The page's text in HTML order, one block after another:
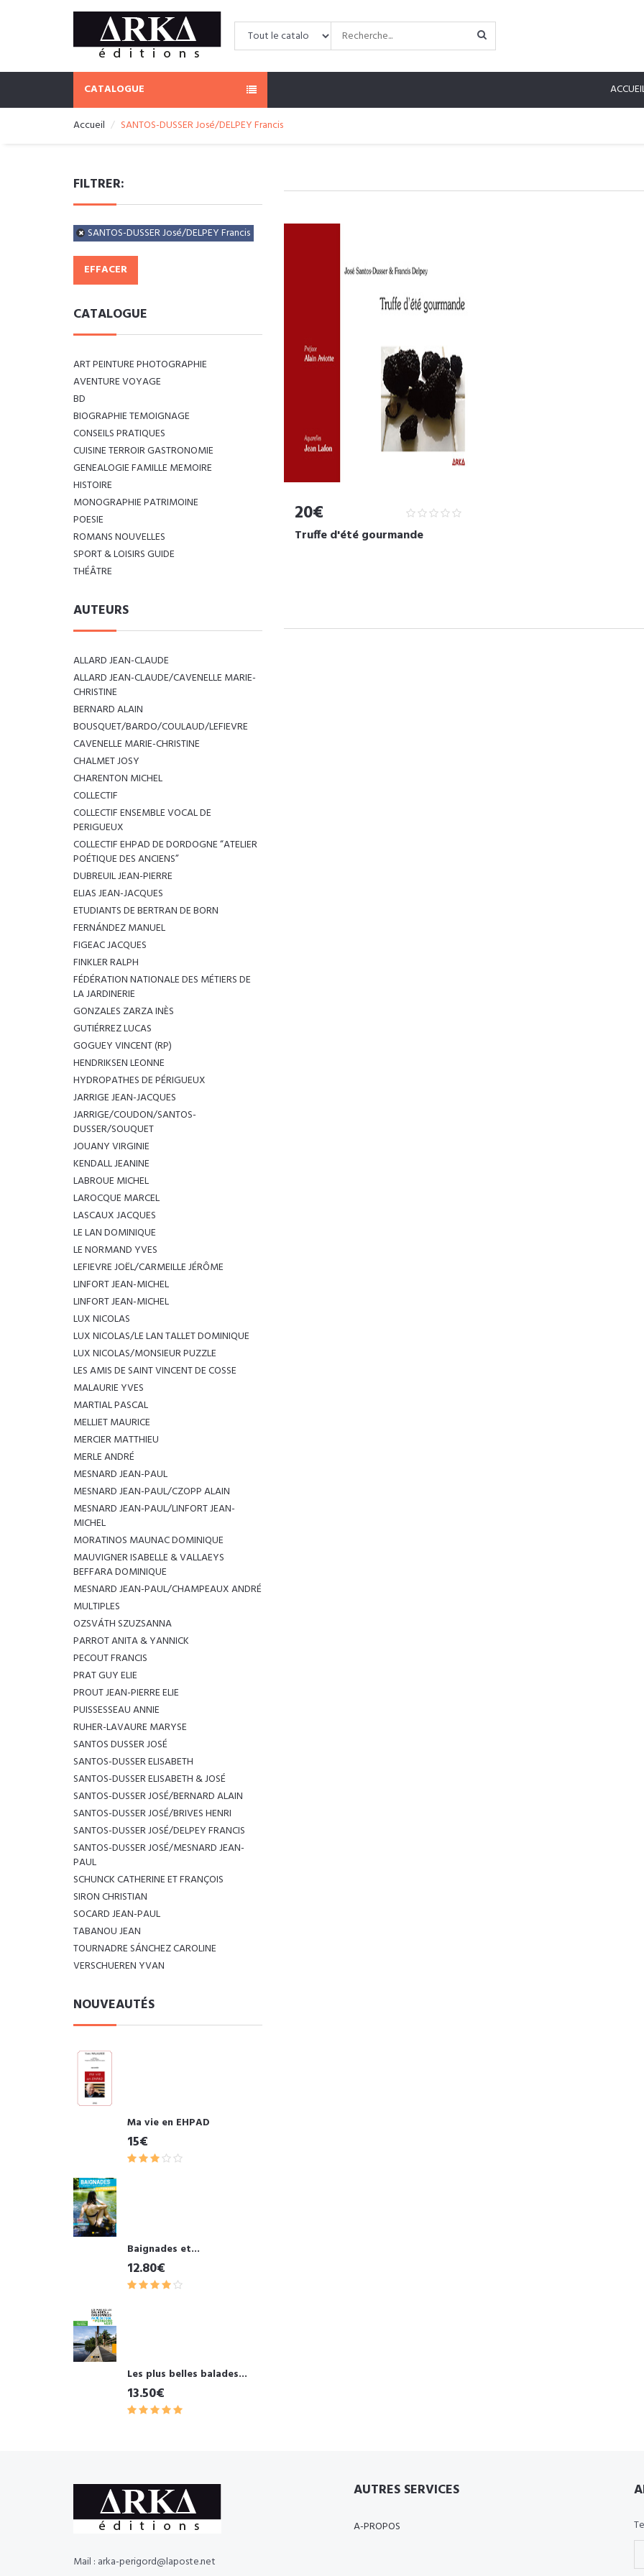
CATALOGUE
Accueil SANTOS-DUSSER José/DELPEY Francis
FILTRER:
SANTOS-DUSSER José/DELPEY Francis
EFFACER
CATALOGUE
ART PEINTURE PHOTOGRAPHIE
AVENTURE VOYAGE
BD
BIOGRAPHIE TEMOIGNAGE
CONSEILS PRATIQUES
CUISINE TERROIR GASTRONOMIE
GENEALOGIE FAMILLE MEMOIRE
HISTOIRE
MONOGRAPHIE PATRIMOINE
POESIE
ROMANS NOUVELLES
SPORT & LOISIRS GUIDE
THÉÂTRE
AUTEURS
ALLARD JEAN-CLAUDE
ALLARD JEAN-CLAUDE/CAVENELLE MARIE-
CHRISTINE
BERNARD ALAIN
BOUSQUET/BARDO/COULAUD/LEFIEVRE
CAVENELLE MARIE-CHRISTINE
CHALMET JOSY
CHARENTON MICHEL
COLLECTIF
COLLECTIF ENSEMBLE VOCAL DE
PERIGUEUX
COLLECTIF EHPAD DE DORDOGNE “ATELIER
POÉTIQUE DES ANCIENS”
DUBREUIL JEAN-PIERRE
ELIAS JEAN-JACQUES
ETUDIANTS DE BERTRAN DE BORN
FERNÁNDEZ MANUEL
FIGEAC JACQUES
FINKLER RALPH
FÉDÉRATION NATIONALE DES MÉTIERS DE
LA JARDINERIE
GONZALES ZARZA INÈS
GUTIÉRREZ LUCAS
GOGUEY VINCENT (RP)
HENDRIKSEN LEONNE
HYDROPATHES DE PÉRIGUEUX
JARRIGE JEAN-JACQUES
JARRIGE/COUDON/SANTOS-
DUSSER/SOUQUET
JOUANY VIRGINIE
KENDALL JEANINE
LABROUE MICHEL
LAROCQUE MARCEL
LASCAUX JACQUES
LE LAN DOMINIQUE
LE NORMAND YVES
LEFIEVRE JOËL/CARMEILLE JÉRÔME
LINFORT JEAN-MICHEL
LINFORT JEAN-MICHEL
LUX NICOLAS
LUX NICOLAS/LE LAN TALLET DOMINIQUE
LUX NICOLAS/MONSIEUR PUZZLE
LES AMIS DE SAINT VINCENT DE COSSE
MALAURIE YVES
MARTIAL PASCAL
MELLIET MAURICE
MERCIER MATTHIEU
MERLE ANDRÉ
MESNARD JEAN-PAUL
MESNARD JEAN-PAUL/CZOPP ALAIN
MESNARD JEAN-PAUL/LINFORT JEAN-
MICHEL
MORATINOS MAUNAC DOMINIQUE
MAUVIGNER ISABELLE & VALLAEYS
BEFFARA DOMINIQUE
MESNARD JEAN-PAUL/CHAMPEAUX ANDRÉ
MULTIPLES
OZSVÁTH SZUZSANNA
PARROT ANITA & YANNICK
PECOUT FRANCIS
PRAT GUY ELIE
PROUT JEAN-PIERRE ELIE
PUISSESSEAU ANNIE
RUHER-LAVAURE MARYSE
SANTOS DUSSER JOSÉ
SANTOS-DUSSER ELISABETH
SANTOS-DUSSER ELISABETH & JOSÉ
SANTOS-DUSSER JOSÉ/BERNARD ALAIN
SANTOS-DUSSER JOSÉ/BRIVES HENRI
SANTOS-DUSSER JOSÉ/DELPEY FRANCIS
SANTOS-DUSSER JOSÉ/MESNARD JEAN-
PAUL
SCHUNCK CATHERINE ET FRANÇOIS
SIRON CHRISTIAN
SOCARD JEAN-PAUL
TABANOU JEAN
TOURNADRE SÁNCHEZ CAROLINE
VERSCHUEREN YVAN
NOUVEAUTÉS
Ma vie en EHPAD
15€
Baignades et...
12.80€
Les plus belles balades...
13.50€
20€
Truffe d'été gourmande
Mail : arka-perigord@laposte.net
AUTRES SERVICES
A-PROPOS